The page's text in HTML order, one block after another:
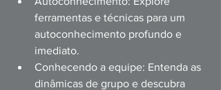
ferramentas e técnicas para um
autoconhecimento profundo e
imediato.
Conhecendo a equipe: Entenda as
dinâmicas de grupo e descubra